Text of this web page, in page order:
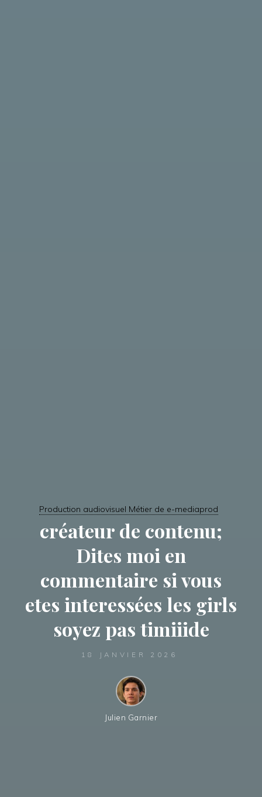
Production audiovisuel Métier de e-mediaprod
créateur de contenu;
Dites moi en
commentaire si vous
etes interessées les girls
soyez pas timiiide
18 JANVIER 2026
Julien Garnier